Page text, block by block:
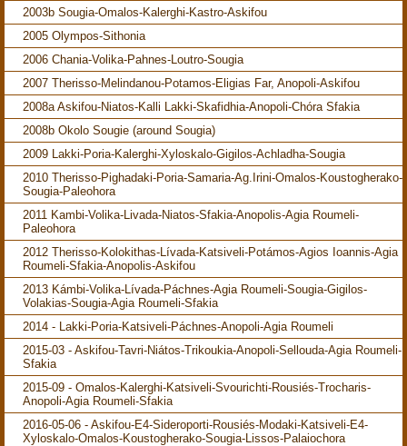
2003b Sougia-Omalos-Kalerghi-Kastro-Askifou
2005 Olympos-Sithonia
2006 Chania-Volika-Pahnes-Loutro-Sougia
2007 Therisso-Melindanou-Potamos-Eligias Far, Anopoli-Askifou
2008a Askifou-Niatos-Kalli Lakki-Skafidhia-Anopoli-Chóra Sfakia
2008b Okolo Sougie (around Sougia)
2009 Lakki-Poria-Kalerghi-Xyloskalo-Gigilos-Achladha-Sougia
2010 Therisso-Pighadaki-Poria-Samaria-Ag.Irini-Omalos-Koustogherako-
Sougia-Paleohora
2011 Kambi-Volika-Livada-Niatos-Sfakia-Anopolis-Agia Roumeli-
Paleohora
2012 Therisso-Kolokithas-Lívada-Katsiveli-Potámos-Agios Ioannis-Agia
Roumeli-Sfakia-Anopolis-Askifou
2013 Kámbi-Volika-Lívada-Páchnes-Agia Roumeli-Sougia-Gigilos-
Volakias-Sougia-Agia Roumeli-Sfakia
2014 - Lakki-Poria-Katsiveli-Páchnes-Anopoli-Agia Roumeli
2015-03 - Askifou-Tavri-Niátos-Trikoukia-Anopoli-Sellouda-Agia Roumeli-
Sfakia
2015-09 - Omalos-Kalerghi-Katsiveli-Svourichti-Rousiés-Trocharis-
Anopoli-Agia Roumeli-Sfakia
2016-05-06 - Askifou-E4-Sideroporti-Rousiés-Modaki-Katsiveli-E4-
Xyloskalo-Omalos-Koustogherako-Sougia-Lissos-Palaiochora